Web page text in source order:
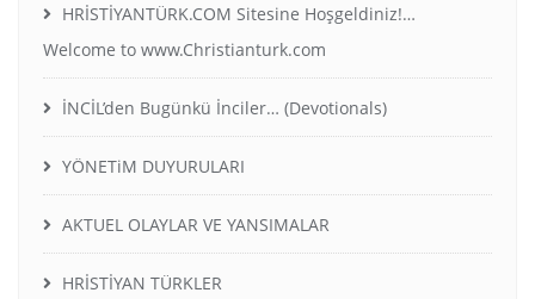
HRİSTİYANTÜRK.COM Sitesine Hoşgeldiniz!…
Welcome to www.Christianturk.com
İNCİL’den Bugünkü İnciler… (Devotionals)
YÖNETiM DUYURULARI
AKTUEL OLAYLAR VE YANSIMALAR
HRİSTİYAN TÜRKLER